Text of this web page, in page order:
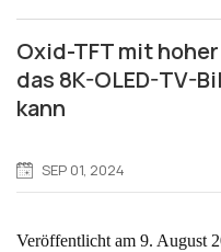
Oxid-TFT mit
das 8K-OLED-TV-
kann
SEP 01, 2024
Veröffentlicht am 9. August